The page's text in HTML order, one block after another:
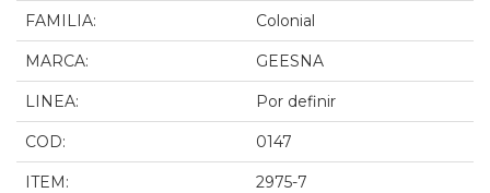
FAMILIA: Colonial
MARCA: GEESNA
LINEA: Por definir
COD: 0147
ITEM: 2975-7